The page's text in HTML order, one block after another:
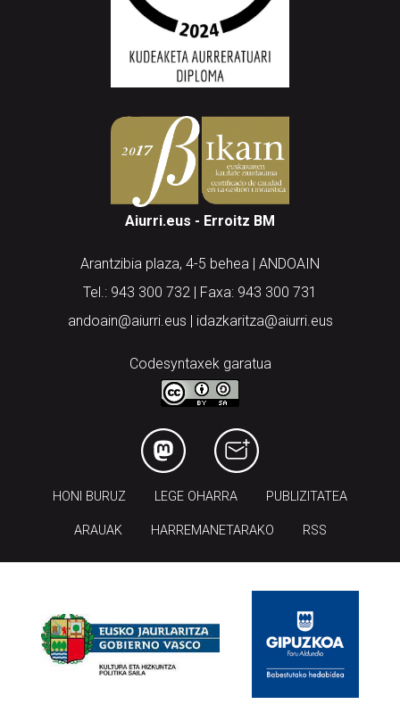
Aiurri.eus - Erroitz BM
Arantzibia plaza, 4-5 behea | ANDOAIN
Tel.: 943 300 732 | Faxa: 943 300 731
andoain@aiurri.eus | idazkaritza@aiurri.eus
Codesyntaxek garatua
HONI BURUZ LEGE OHARRA PUBLIZITATEA
ARAUAK HARREMANETARAKO RSS